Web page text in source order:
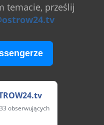
temacie, prześlij
obserwujących